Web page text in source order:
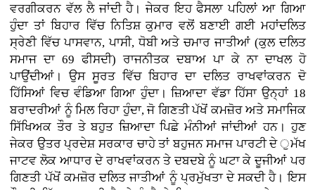
ਵਰਗੀਕਰਨ ਵੱਲ ਲੈ ਜਾਂਦੀ ਹੈ। ਜੇਕਰ ਇਹ ਫੈਸਲਾ ਪਹਿਲਾਂ ਆ ਗਿਆ
ਹੁੰਦਾ ਤਾਂ ਬਿਹਾਰ ਵਿੱਚ ਨਿਤਿਸ਼ ਕੁਮਾਰ ਵਲੋਂ ਬਣਾਈ ਗਈ ਮਹਾਂਦਲਿਤ
ਸ੍ਰੇਣੀ ਵਿੱਚ ਪਾਸਵਾਨ, ਪਾਸੀ, ਧੋਬੀ ਅਤੇ ਚਮਾਰ ਜਾਤੀਆਂ (ਕੁਲ ਦਲਿਤ
ਸਮਾਜ ਦਾ 69 ਫੀਸਦੀ) ਰਾਜਨੀਤਕ ਦਬਾਅ ਪਾ ਕੇ ਨਾ ਦਾਖਲ ਹੋ
ਪਾਉਂਦੀਆਂ। ਉਸ ਸੂਰਤ ਵਿੱਚ ਬਿਹਾਰ ਦਾ ਦਲਿਤ ਰਾਖਵਾਂਕਰਨ ਦੋ
ਹਿੱਸਿਆਂ ਵਿਚ ਵੰਡਿਆ ਗਿਆ ਹੁੰਦਾ। ਜ਼ਿਆਦਾ ਵੱਡਾ ਹਿੱਸਾ ਉਨ੍ਹਾਂ 18
ਬਰਾਦਰੀਆਂ ਨੂੰ ਮਿਲ ਰਿਹਾ ਹੁੰਦਾ, ਜੋ ਗਿਣਤੀ ਪੱਖੋਂ ਕਮਜ਼ੋਰ ਅਤੇ ਸਮਾਜਿਕ
ਸਿੱਖਿਅਕ ਤੌਰ ਤੇ ਬਹੁਤ ਜ਼ਿਆਦਾ ਪਿਛੇ ਮੰਨੀਆਂ ਜਾਂਦੀਆਂ ਹਨ। ਹੁਣ
ਜੇਕਰ ਉਤਰ ਪ੍ਰਦੇਸ਼ ਸਰਕਾਰ ਚਾਹੇ ਤਾਂ ਬਹੁਜਨ ਸਮਾਜ ਪਾਰਟੀ ਦੇ ੁਮੱਖ
ਜਾਟਵ ਲੋਕ ਆਧਾਰ ਦੇ ਰਾਖਵਾਂਕਰਨ ਤੇ ਦਬਦਬੇ ਨੂੰ ਘਟਾ ਕੇ ਦੂਜੀਆਂ ਪਰ
ਗਿਣਤੀ ਪੱਖੋਂ ਕਮਜ਼ੋਰ ਦਲਿਤ ਜਾਤੀਆਂ ਨੂੰ ਪ੍ਰਮੁੱਖਤਾ ਦੇ ਸਕਦੀ ਹੈ। ਇਸ